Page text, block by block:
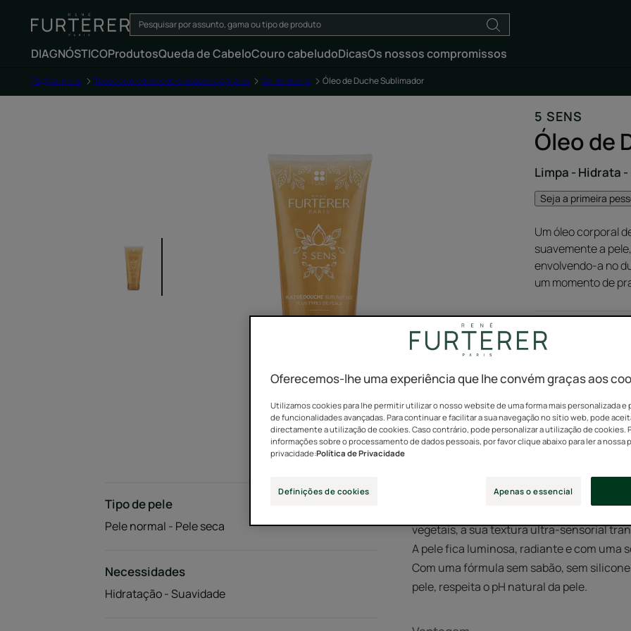
DIAGNÓSTICOProdutosQueda de CabeloCouro cabeludoDicasOs nossos compromissos
Página inicial Todos os produtos de cuidados capilares Gel de duche Óleo de Duche Sublimador
5 SENS
Óleo de
Limpa - Hidrata
Seja a primeira
Um óleo corporal
suavemente a
envolvendo-a no
um momento de
Preciosa textura
Ingredientes
Tubo Tubo
200ml
Tipo de pele
Pele normal - Pele seca
Necessidades
Hidratação - Suavidade
Este óleo de limpeza sublimador
envolvendo o corpo numa fragrância
vegetais, a sua textura ultra-sensorial
A pele fica luminosa, radiante e com uma
Com uma fórmula sem sabão, sem
pele, respeita o pH natural da pele.
Oferecemos-lhe uma experiência que lhe convém graças aos
Utilizamos cookies para lhe permitir utilizar o nosso website de uma forma mais personalizada e
de funcionalidades avançadas. Para continuar e facilitar a sua navegação no sítio web, pode
directamente a utilização de cookies. Caso contrário, pode personalizar a utilização de cookies.
informações sobre o processamento de dados pessoais, por favor clique abaixo para ler a nossa
privacidade:Política de Privacidade
Definições de cookies Apenas o essencial